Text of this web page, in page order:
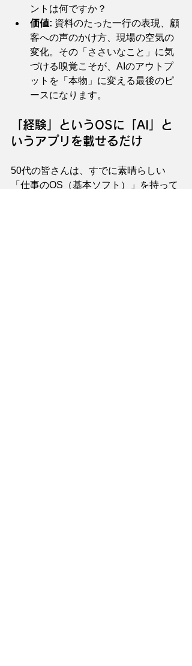
ントは何ですか？
価値: 資料のたった一行の表現、顧
客への声のかけ方、現場の空気の
変化。その「ささいなこと」に気
づける嗅覚こそが、AIのアウトプ
ットを「本物」に変える最後のピ
ースになります。
「経験」というOSに「AI」と
いうアプリを載せるだけ
50代の皆さんは、すでに素晴らしい
「仕事のOS（基本ソフト）」を持って